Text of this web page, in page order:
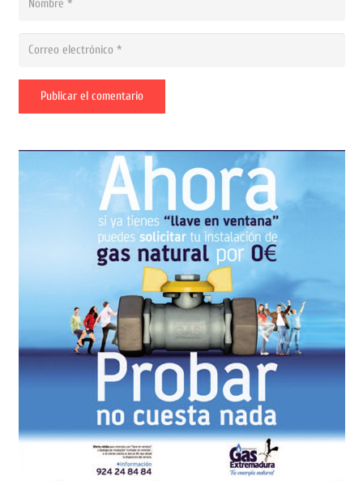
Publicar el comentario